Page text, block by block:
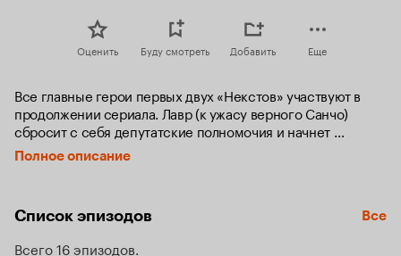
Оценить Буду смотреть Добавить Еще
Все главные герои первых двух «Некстов» участвуют в
продолжении сериала. Лавр (к ужасу верного Санчо)
сбросит с себя депутатские полномочия и начнет
бескомпромиссную борьбу со своей холостой жизнью. В
частной клинике для очередных изощренных «подвигов»
Полное описание
Список эпизодов Все
Всего 16 эпизодов